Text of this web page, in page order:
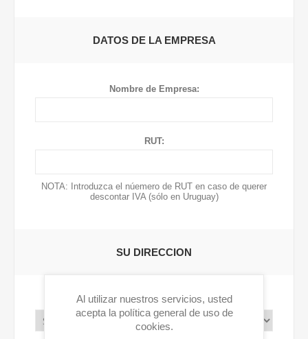
DATOS DE LA EMPRESA
Nombre de Empresa:
RUT:
NOTA: Introduzca el núemero de RUT en caso de querer
descontar IVA (sólo en Uruguay)
SU DIRECCION
Pais:
Al utilizar nuestros servicios, usted
acepta la política general de uso de
cookies.